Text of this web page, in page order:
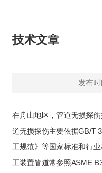
技术文章
发布
在舟山地区，管道无损探
道无损探伤主要依据GB/T
工规范》等国家标准和行
工装置管道常参照ASME